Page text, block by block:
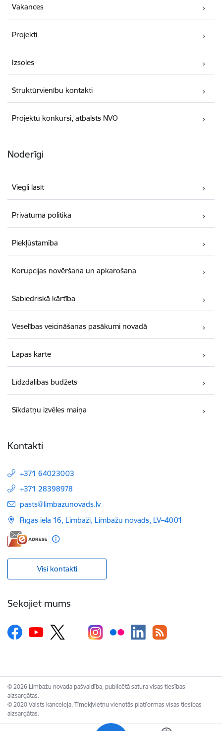
Vakances
Projekti
Izsoles
Struktūrvienību kontakti
Projektu konkursi, atbalsts NVO
Noderīgi
Viegli lasīt
Privātuma politika
Piekļūstamība
Korupcijas novēršana un apkarošana
Sabiedriskā kārtība
Veselības veicināšanas pasākumi novadā
Lapas karte
Līdzdalības budžets
Sīkdatņu izvēles maiņa
Kontakti
+371 64023003
+371 28398978
E-pasts:
pasts@limbazunovads.lv
Rīgas iela 16, Limbaži, Limbažu novads, LV–4001
Visi kontakti
Sekojiet mums
© 2026 Limbažu novada pašvaldība, publicētā satura visas tiesības
aizsargātas.
© 2020 Valsts kanceleja, Tīmekļvietņu vienotās platformas visas tiesības
aizsargātas.